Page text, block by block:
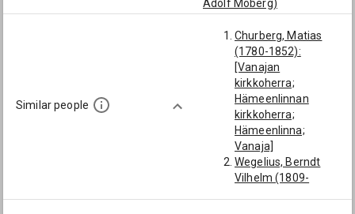
Adolf Moberg)
Similar people
Churberg, Matias
(1780-1852):
[Vanajan
kirkkoherra;
Hämeenlinnan
kirkkoherra;
Hämeenlinna;
Vanaja]
Wegelius, Berndt
Vilhelm (1809-